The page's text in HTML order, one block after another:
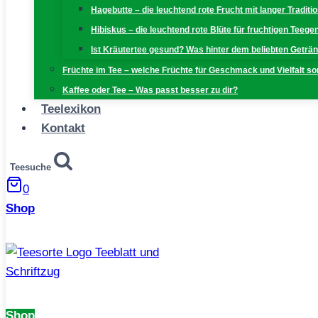
Hagebutte – die leuchtend rote Frucht mit langer
Hibiskus – die leuchtend rote Blüte für fruchtigen
Ist Kräutertee gesund? Was hinter dem beliebten
Früchte im Tee – welche Früchte für Geschmack und Vielfalt
Kaffee oder Tee – Was passt besser zu dir?
Teelexikon
Kontakt
Teesuche
0
Shop